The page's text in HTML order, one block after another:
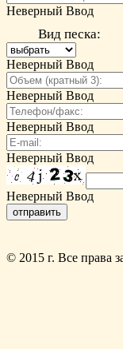
Неверный Ввод
Вид песка:
Неверный Ввод
Неверный Ввод
Неверный Ввод
Неверный Ввод
Неверный Ввод
© 2015 г. Все права